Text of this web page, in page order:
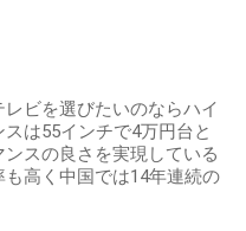
ビを選びたいのならハイ
は55インチで4万円台と
スの良さを実現している
高く中国では14年連続の